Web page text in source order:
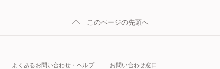
このページの先頭へ
よくあるお問い合わせ・ヘルプ お問い合わせ窓口